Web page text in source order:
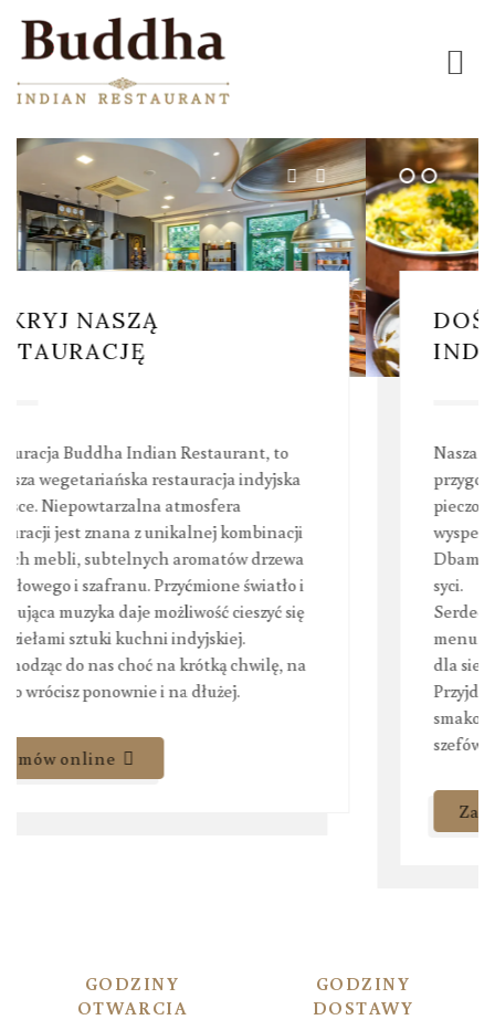
DOŚWIADCZAJ
INDYJSKIE SMAKI
Nasza kuchnia to świeżość, zdrowie i smak,
przygotowane i serwowane z największą
pieczołowitością i starannością przez
wyspecjalizowaną załogę.
Dbamy by nasi klienci byli zawsze zadowoleni i
syci.
Serdecznie zachęcamy do zapoznania się z
menu, jesteśmy pewni, że każdy znajdzie coś
dla siebie!
Przyjdź do naszej restauracji i ciesz się
szefów kuchni!
O nasGODZINY
OTWARCIA
GODZINY
DOSTAWY